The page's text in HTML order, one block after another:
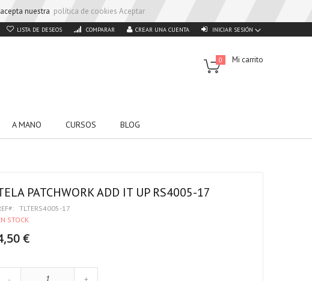
nuestra política de cookies Aceptar
LISTA DE DESEOS COMPARAR INICIAR SESIÓN
CREAR UNA CUENTA
Mi carrito
0
A MANO CURSOS BLOG
PATCHWORK ADD IT UP RS4005-17
TLTERS4005-17
STOCK
€